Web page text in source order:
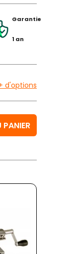
Garantie
1 an
d'options